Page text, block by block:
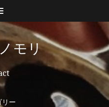
モリ
リー